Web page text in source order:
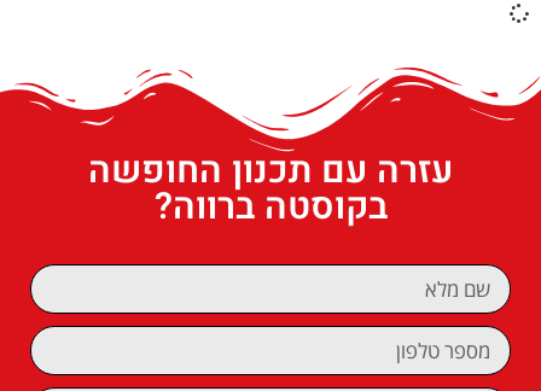
עזרה עם תכנון החופשה
בקוסטה ברווה?